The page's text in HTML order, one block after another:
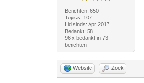
Berichten: 650
Topics: 107
Lid sinds: Apr 2017
Bedankt: 58
96 x bedankt in 73
berichten
Website Zoek